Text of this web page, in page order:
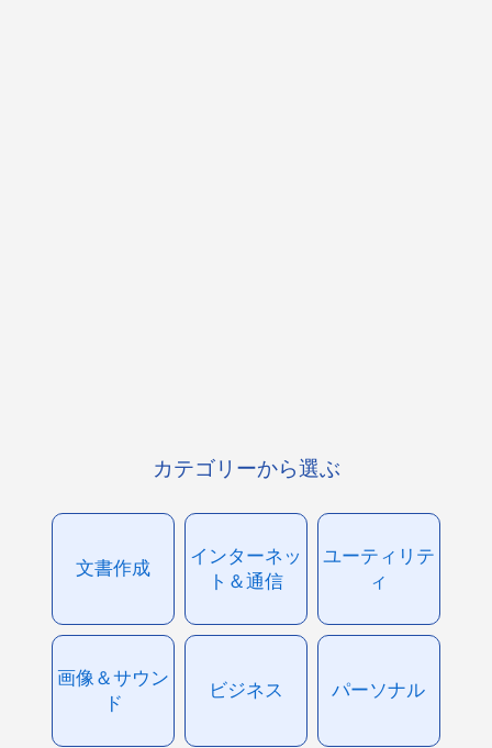
カテゴリーから選ぶ
文書作成
インターネッ
ト＆通信
ユーティリテ
ィ
画像＆サウン
ド
ビジネス パーソナル